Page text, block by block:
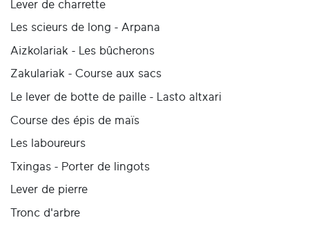
Lever de charrette
Les scieurs de long - Arpana
Aizkolariak - Les bûcherons
Zakulariak - Course aux sacs
Le lever de botte de paille - Lasto altxari
Course des épis de maïs
Les laboureurs
Txingas - Porter de lingots
Lever de pierre
Tronc d'arbre